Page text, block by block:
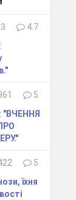
4.7
5
"ВЧЕННЯ
5
їхня